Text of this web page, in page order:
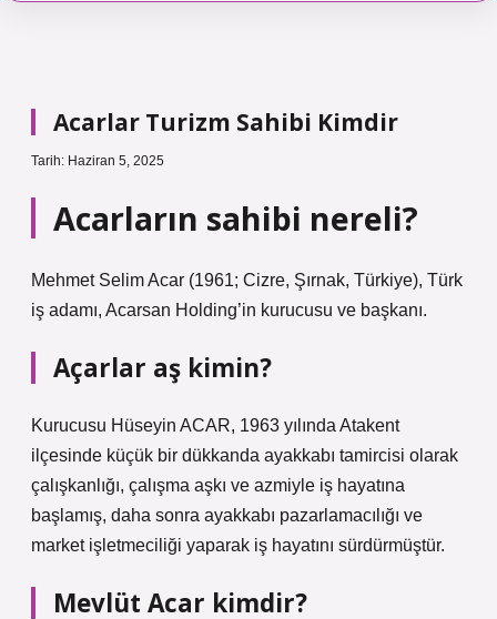
Acarlar Turizm Sahibi Kimdir
Tarih: Haziran 5, 2025
Acarların sahibi nereli?
Mehmet Selim Acar (1961; Cizre, Şırnak, Türkiye), Türk
iş adamı, Acarsan Holding’in kurucusu ve başkanı.
Açarlar aş kimin?
Kurucusu Hüseyin ACAR, 1963 yılında Atakent
ilçesinde küçük bir dükkanda ayakkabı tamircisi olarak
çalışkanlığı, çalışma aşkı ve azmiyle iş hayatına
başlamış, daha sonra ayakkabı pazarlamacılığı ve
market işletmeciliği yaparak iş hayatını sürdürmüştür.
Mevlüt Acar kimdir?